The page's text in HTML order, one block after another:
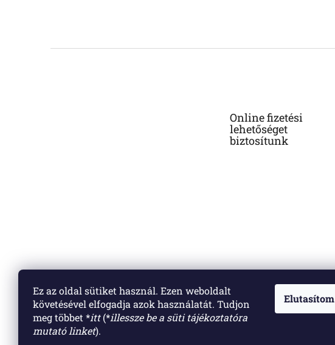
Ez az oldal sütiket használ. Ezen weboldalt
követésével elfogadja azok használatát. Tudjon
meg többet *itt(*illessze be a süti tájékoztatóra
mutató linket).
Elutasítom
Online fizetési
lehetőséget
biztosítunk